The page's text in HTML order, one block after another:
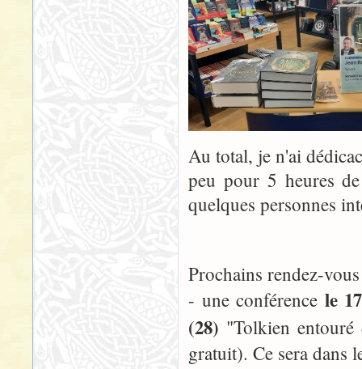
Au total, je n'ai
peu pour 5 heures
quelques personnes
Prochains rendez-
- une conférence le
(28) "Tolkien
gratuit). Ce sera dans